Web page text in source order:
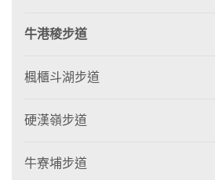
牛港稜步道
楓櫃斗湖步道
硬漢嶺步道
牛寮埔步道